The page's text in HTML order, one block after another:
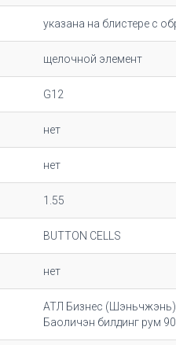
указана на блистере с
щелочной элемент
G12
нет
нет
1.55
BUTTON CELLS
нет
АТЛ Бизнес (Шэньчжэнь)
Баоличэн билдинг рум